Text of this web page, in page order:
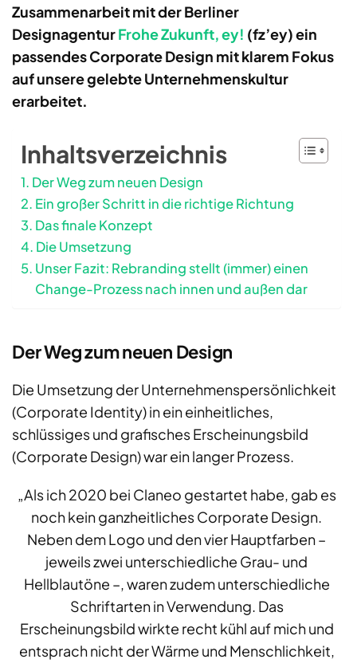
Zusammenarbeit mit der Berliner
DesignagenturFrohe Zukunft, ey! (fz’ey) ein
passendes Corporate Design mit klarem Fokus
auf unsere gelebte Unternehmenskultur
erarbeitet.
Inhaltsverzeichnis
Der Weg zum neuen Design
Ein großer Schritt in die richtige Richtung
Das finale Konzept
Die Umsetzung
Unser Fazit: Rebranding stellt (immer) einen
Change-Prozess nach innen und außen dar
Der Weg zum neuen Design
Die Umsetzung der Unternehmenspersönlichkeit
(Corporate Identity) in ein einheitliches,
schlüssiges und grafisches Erscheinungsbild
(Corporate Design) war ein langer Prozess.
„Als ich 2020 bei Claneo gestartet habe, gab es
noch kein ganzheitliches Corporate Design.
Neben dem Logo und den vier Hauptfarben –
jeweils zwei unterschiedliche Grau- und
Hellblautöne –, waren zudem unterschiedliche
Schriftarten in Verwendung. Das
Erscheinungsbild wirkte recht kühl auf mich und
entsprach nicht der Wärme und Menschlichkeit,